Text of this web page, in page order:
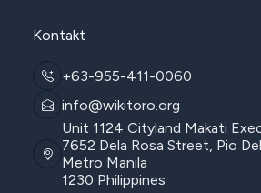
Kontakt
+63-955-411-0060
info@wikitoro.org
Unit 1124 Cityland Makati
7652 Dela Rosa Street, Pio
Metro Manila
1230 Philippines